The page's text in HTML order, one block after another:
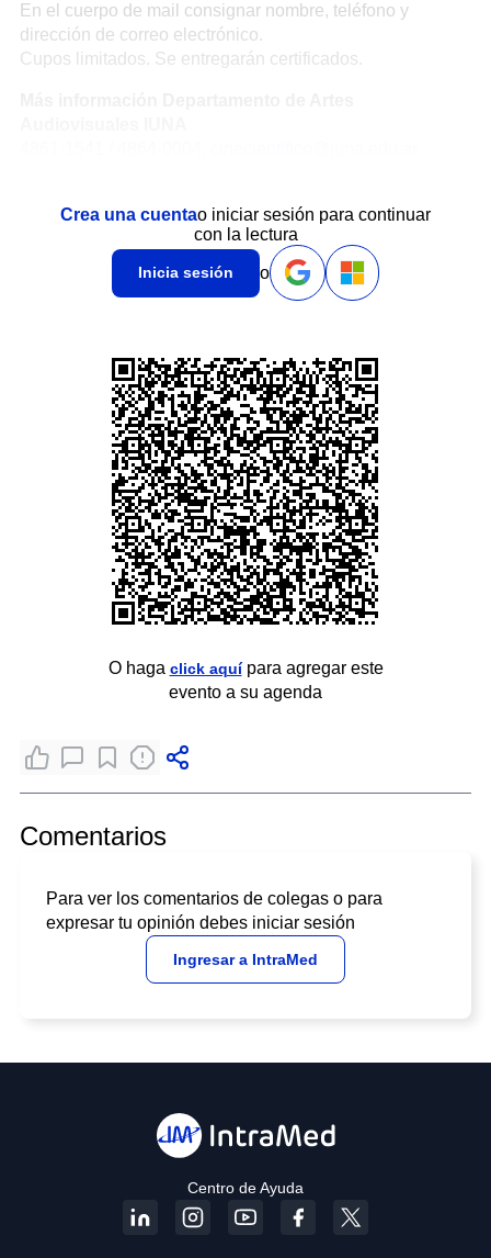
En el cuerpo de mail consignar nombre, teléfono y
dirección de correo electrónico.
Cupos limitados. Se entregarán certificados.
Crea una cuentao iniciar sesión para continuar
con la lectura
Inicia sesión o
O haga click aquípara agregar este
evento a su agenda
Comentarios
Para ver los comentarios de colegas o para
expresar tu opinión debes iniciar sesión
Ingresar a IntraMed
Centro de Ayuda